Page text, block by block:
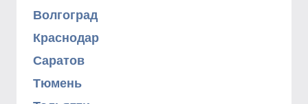
Волгоград
Краснодар
Саратов
Тюмень